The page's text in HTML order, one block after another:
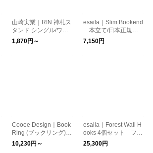
山崎実業｜RIN 神札ス
タンド シングル/ワイ
ド 【お取り寄せ】
1,870円～
esaila｜Slim Bookend
本立て/日本正規代
理店品【お取り寄せ】
7,150円
Cooee Design｜Book
Ring (ブックリング)
ブックエンド/本立て/
日本正規代理店品
10,230円～
esaila｜Forest Wall H
ooks 4個セット フッ
ク/日本正規代理店品
【お取り寄せ】
25,300円